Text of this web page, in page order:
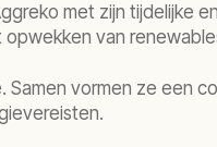
met zijn tijdelijke
van
vormen ze een